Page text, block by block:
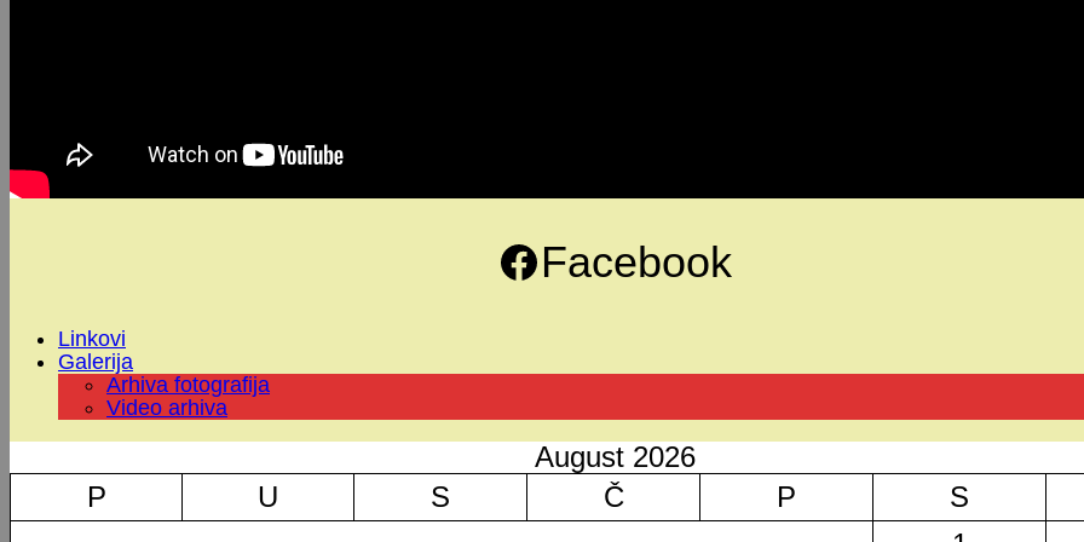
Facebook
Linkovi
Galerija
Arhiva fotografija
Video arhiva
August 2026
P
U S Č P
S